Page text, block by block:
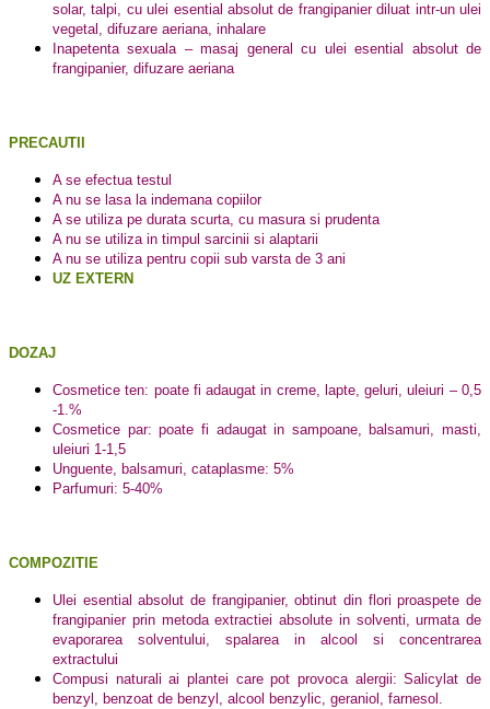
solar, talpi, cu ulei esential absolut de frangipanier diluat intr-un ulei
vegetal, difuzare aeriana, inhalare
Inapetenta sexuala – masaj general cu ulei esential absolut de
frangipanier, difuzare aeriana
PRECAUTII
A se efectua testul
A nu se lasa la indemana copiilor
A se utiliza pe durata scurta, cu masura si prudenta
A nu se utiliza in timpul sarcinii si alaptarii
A nu se utiliza pentru copii sub varsta de 3 ani
UZ EXTERN
DOZAJ
Cosmetice ten: poate fi adaugat in creme, lapte, geluri, uleiuri – 0,5
-1.%
Cosmetice par: poate fi adaugat in sampoane, balsamuri, masti,
uleiuri 1-1,5
Unguente, balsamuri, cataplasme: 5%
Parfumuri: 5-40%
COMPOZITIE
Ulei esential absolut de frangipanier, obtinut din flori proaspete de
frangipanier prin metoda extractiei absolute in solventi, urmata de
evaporarea solventului, spalarea in alcool si concentrarea
extractului
Compusi naturali ai plantei care pot provoca alergii: Salicylat de
benzyl, benzoat de benzyl, alcool benzylic, geraniol, farnesol.